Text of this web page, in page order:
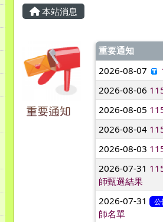
本站消息
重要通知
重要通知
2026-08-07
2026-08-06
2026-08-05
2026-08-04
2026-08-03
2026-07-31
師甄選結果
2026-07-31 公
師名單